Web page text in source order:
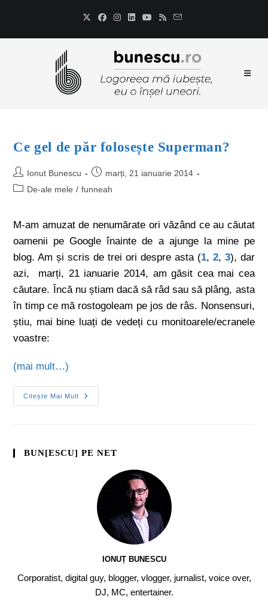
Ce gel de păr folosește Superman?
Ionut Bunescu
marți, 21 ianuarie 2014
De-ale mele / funneah
M-am amuzat de nenumărate ori văzând ce au căutat
oamenii pe Google înainte de a ajunge la mine pe
blog. Am și scris de trei ori despre asta (1, 2, 3), dar
azi, marți, 21 ianuarie 2014, am găsit cea mai cea
căutare. Încă nu știam dacă să râd sau să plâng, asta
în timp ce mă rostogoleam pe jos de râs. Nonsensuri,
știu, mai bine luați de vedeți cu monitoarele/ecranele
voastre:
(mai mult…)
Citește Mai Mult
BUN[ESCU] PE NET
IONUȚ BUNESCU
Corporatist, digital guy, blogger, vlogger, jurnalist, voice over,
DJ, MC, entertainer.